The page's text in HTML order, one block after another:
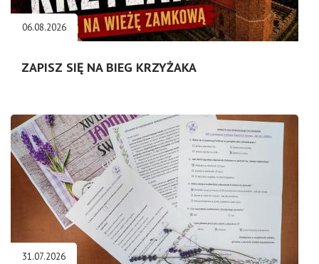
06.08.2026
ZAPISZ SIĘ NA BIEG KRZYŻAKA
31.07.2026